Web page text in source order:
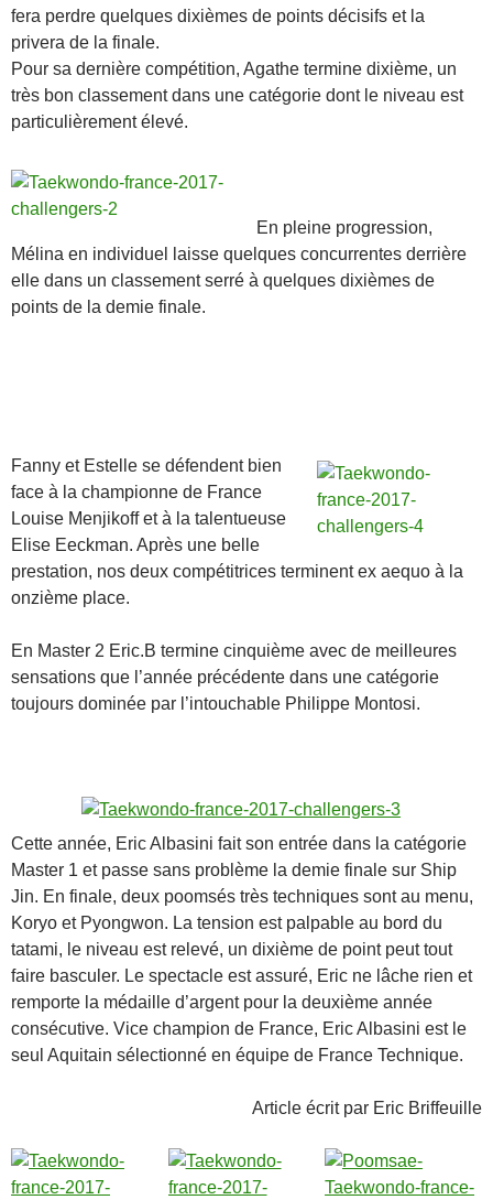
fera perdre quelques dixièmes de points décisifs et la
privera de la finale.
Pour sa dernière compétition, Agathe termine dixième, un
très bon classement dans une catégorie dont le niveau est
particulièrement élevé.
En pleine progression,
Mélina en individuel laisse quelques concurrentes derrière
elle dans un classement serré à quelques dixièmes de
points de la demie finale.
Fanny et Estelle se défendent bien
face à la championne de France
Louise Menjikoff et à la talentueuse
Elise Eeckman. Après une belle
prestation, nos deux compétitrices terminent ex aequo à la
onzième place.
En Master 2 Eric.B termine cinquième avec de meilleures
sensations que l’année précédente dans une catégorie
toujours dominée par l’intouchable Philippe Montosi.
Cette année, Eric Albasini fait son entrée dans la catégorie
Master 1 et passe sans problème la demie finale sur Ship
Jin. En finale, deux poomsés très techniques sont au menu,
Koryo et Pyongwon. La tension est palpable au bord du
tatami, le niveau est relevé, un dixième de point peut tout
faire basculer. Le spectacle est assuré, Eric ne lâche rien et
remporte la médaille d’argent pour la deuxième année
consécutive. Vice champion de France, Eric Albasini est le
seul Aquitain sélectionné en équipe de France Technique.
Article écrit par Eric Briffeuille